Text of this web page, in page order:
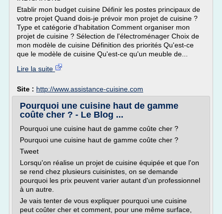
Etablir mon budget cuisine Définir les postes principaux de
votre projet Quand dois-je prévoir mon projet de cuisine ?
Type et catégorie d'habitation Comment organiser mon
projet de cuisine ? Sélection de l'électroménager Choix de
mon modèle de cuisine Définition des priorités Qu'est-ce
que le modèle de cuisine Qu'est-ce qu'un meuble de...
Lire la suite
Site : http://www.assistance-cuisine.com
Pourquoi une cuisine haut de gamme
coûte cher ? - Le Blog ...
Pourquoi une cuisine haut de gamme coûte cher ?
Pourquoi une cuisine haut de gamme coûte cher ?
Tweet
Lorsqu'on réalise un projet de cuisine équipée et que l'on
se rend chez plusieurs cuisinistes, on se demande
pourquoi les prix peuvent varier autant d'un professionnel
à un autre.
Je vais tenter de vous expliquer pourquoi une cuisine
peut coûter cher et comment, pour une même surface,